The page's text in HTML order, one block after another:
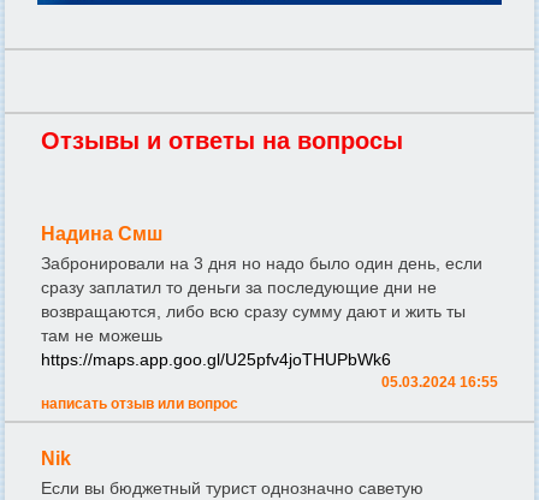
Отзывы и ответы на вопросы
Надина Смш
Забронировали на 3 дня но надо было один день, если
сразу заплатил то деньги за последующие дни не
возвращаются, либо всю сразу сумму дают и жить ты
там не можешь
https://maps.app.goo.gl/U25pfv4joTHUPbWk6
05.03.2024 16:55
написать отзыв или вопрос
Nik
Если вы бюджетный турист однозначно саветую